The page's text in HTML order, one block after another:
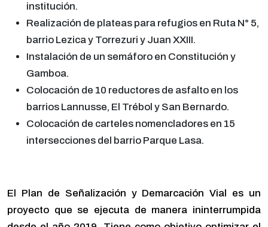
institución.
Realización de plateas para refugios en Ruta N° 5,
barrio Lezica y Torrezuri y Juan XXIII.
Instalación de un semáforo en Constitución y
Gamboa.
Colocación de 10 reductores de asfalto en los
barrios Lannusse, El Trébol y San Bernardo.
Colocación de carteles nomencladores en 15
intersecciones del barrio Parque Lasa.
El Plan de Señalización y Demarcación Vial es un
proyecto que se ejecuta de manera ininterrumpida